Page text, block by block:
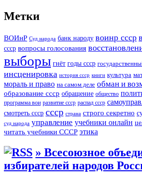
Метки
ВОИнР Суд народа банк народу воинр ссср
ссср вопросы голосования
выборы гнёт годы ссср
инсценировка история ссср книги культура
мораль и право на самом деле обман и
образование ссср обращение общество
программа вои развитие ссср распад ссср
смотреть ссср ссср страна строго секретно
суд народа управление учебники онлайн
читать учебники СССР этика
» Всесоюзное
избирателей народов